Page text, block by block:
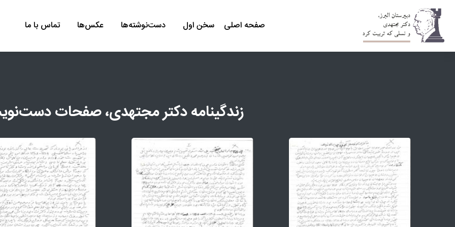
صفحه اصلی سخن اول دست‌نوشته‌ها عكس‌ها تماس با ما
زندگینامه دكتر مجتهدی، صفحات